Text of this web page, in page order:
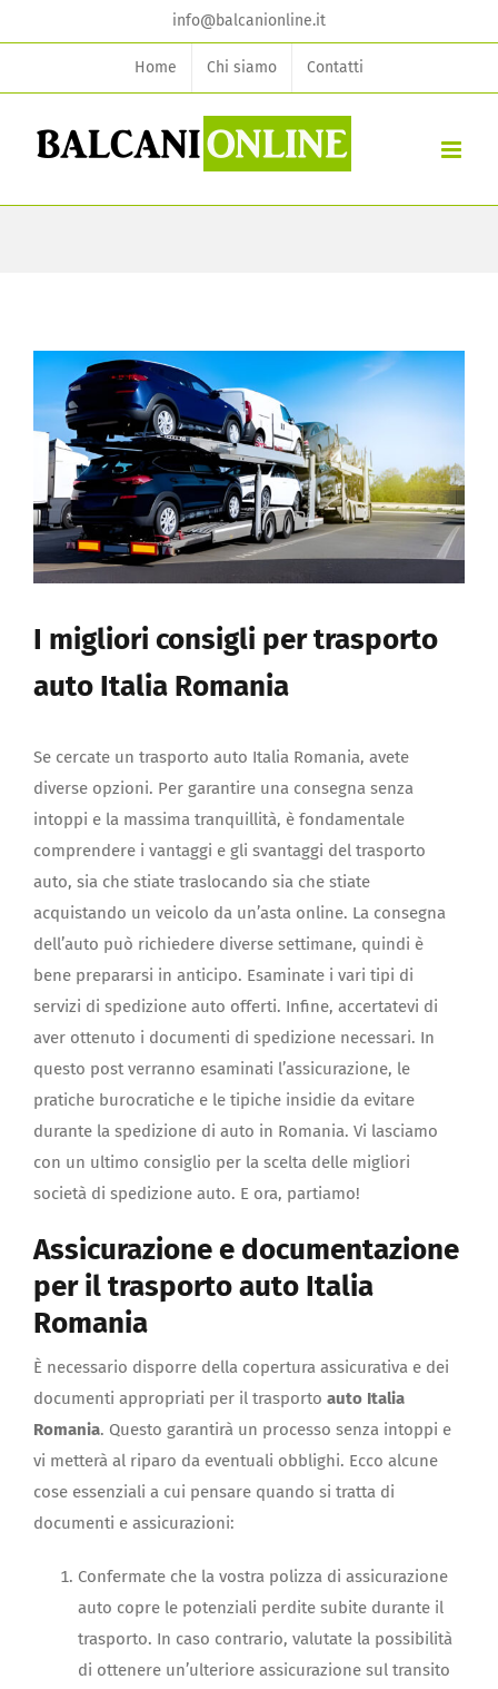
to
info@balcanionline.it
Home Chi siamo Contatti
View
Larger
Image
I migliori consigli per trasporto
auto Italia Romania
Se cercate un trasporto auto Italia Romania, avete
diverse opzioni. Per garantire una consegna senza
intoppi e la massima tranquillità, è fondamentale
comprendere i vantaggi e gli svantaggi del trasporto
auto, sia che stiate traslocando sia che stiate
acquistando un veicolo da un’asta online. La consegna
dell’auto può richiedere diverse settimane, quindi è
bene prepararsi in anticipo. Esaminate i vari tipi di
servizi di spedizione auto offerti. Infine, accertatevi di
aver ottenuto i documenti di spedizione necessari. In
questo post verranno esaminati l’assicurazione, le
pratiche burocratiche e le tipiche insidie da evitare
durante la spedizione di auto in Romania. Vi lasciamo
con un ultimo consiglio per la scelta delle migliori
società di spedizione auto. E ora, partiamo!
Assicurazione e documentazione
per il trasporto auto Italia
Romania
È necessario disporre della copertura assicurativa e dei
documenti appropriati per il trasporto auto Italia
Romania. Questo garantirà un processo senza intoppi e
vi metterà al riparo da eventuali obblighi. Ecco alcune
cose essenziali a cui pensare quando si tratta di
documenti e assicurazioni:
Confermate che la vostra polizza di assicurazione
auto copre le potenziali perdite subite durante il
trasporto. In caso contrario, valutate la possibilità
di ottenere un’ulteriore assicurazione sul transito